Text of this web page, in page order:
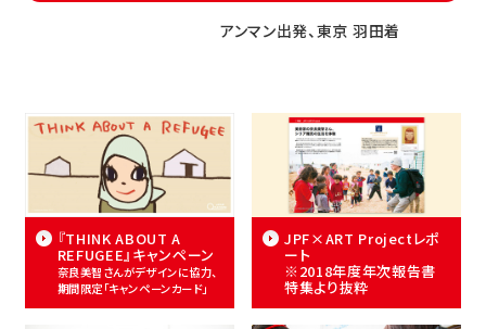
アンマン出発、東京 羽田着
『THINK ABOUT A
REFUGEE』キャンペーン
奈良美智さんがデザインに協力、
期間限定「キャンペーンカード」
JPF×ART Projectレポ
ート
※2018年度年次報告書
特集より抜粋